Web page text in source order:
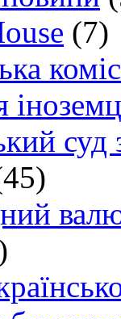
(7)